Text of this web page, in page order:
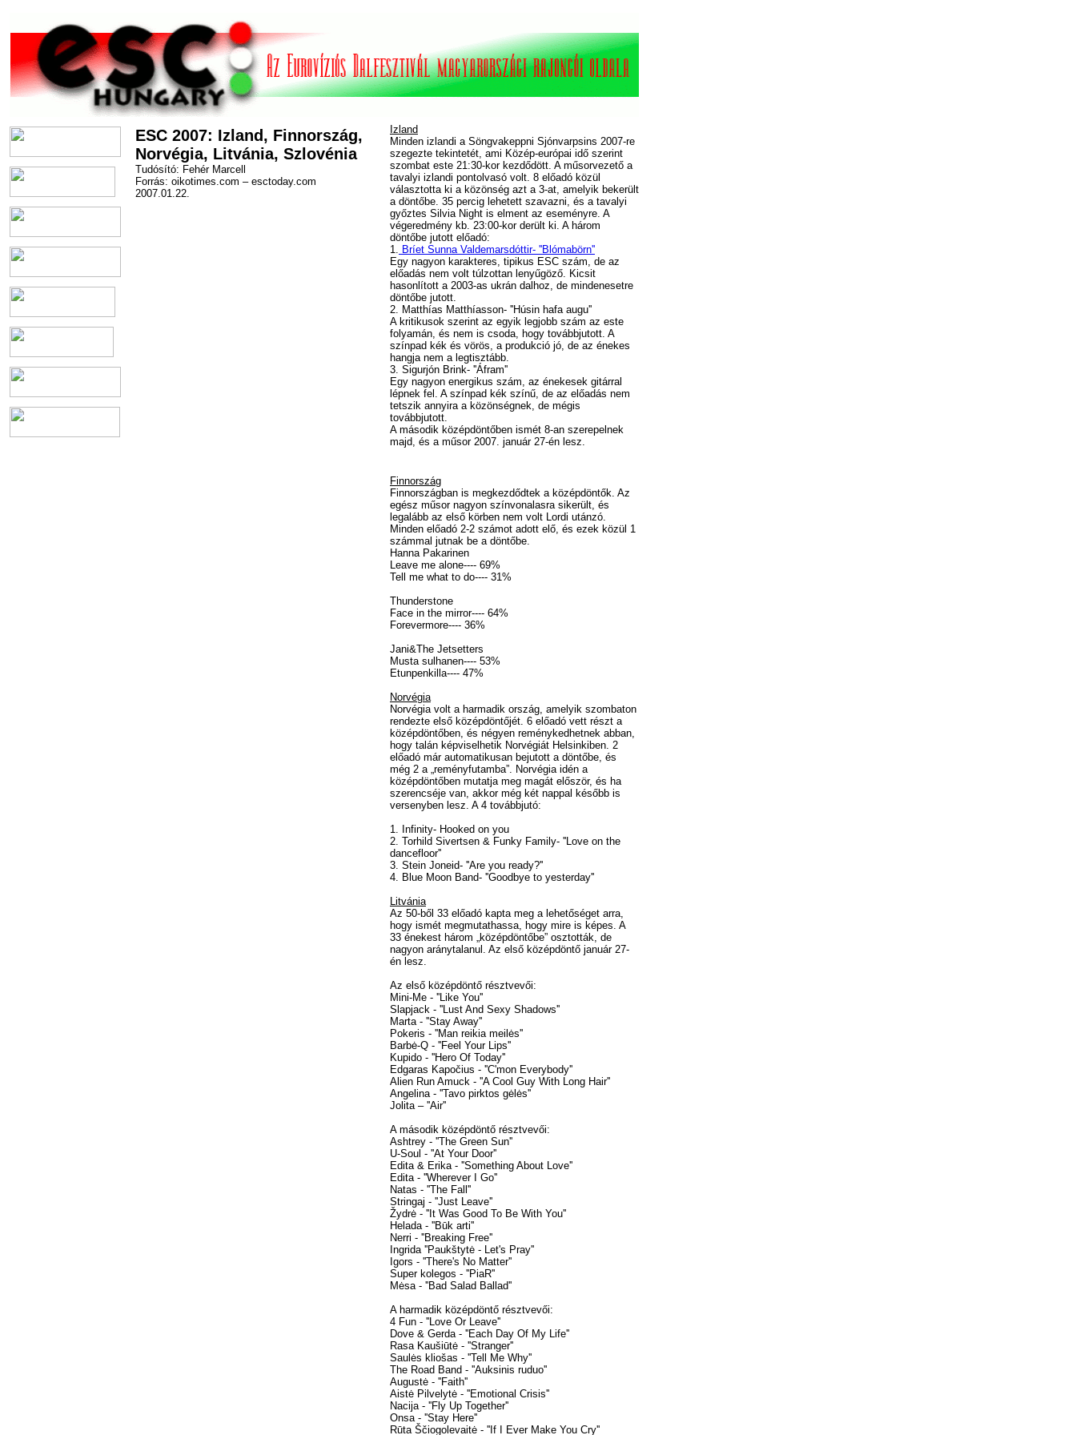
ESC 2007: Izland, Finnország,
Norvégia, Litvánia, Szlovénia
Tudósító: Fehér Marcell
Forrás: oikotimes.com – esctoday.com
2007.01.22.
Izland
Minden izlandi a Söngvakeppni Sjónvarpsins 2007-re
szegezte tekintetét, ami Közép-európai idő szerint
szombat este 21:30-kor kezdődött. A műsorvezető a
tavalyi izlandi pontolvasó volt. 8 előadó közül
választotta ki a közönség azt a 3-at, amelyik bekerült
a döntőbe. 35 percig lehetett szavazni, és a tavalyi
győztes Silvia Night is elment az eseményre. A
végeredmény kb. 23:00-kor derült ki. A három
döntőbe jutott előadó:
1. Bríet Sunna Valdemarsdóttir- ''Blómabörn''
Egy nagyon karakteres, tipikus ESC szám, de az
előadás nem volt túlzottan lenyűgöző. Kicsit
hasonlított a 2003-as ukrán dalhoz, de mindenesetre
döntőbe jutott.
2. Matthías Matthíasson- ''Húsin hafa augu''
A kritikusok szerint az egyik legjobb szám az este
folyamán, és nem is csoda, hogy továbbjutott. A
színpad kék és vörös, a produkció jó, de az énekes
hangja nem a legtisztább.
3. Sigurjón Brink- ''Áfram''
Egy nagyon energikus szám, az énekesek gitárral
lépnek fel. A színpad kék színű, de az előadás nem
tetszik annyira a közönségnek, de mégis
továbbjutott.
A második középdöntőben ismét 8-an szerepelnek
majd, és a műsor 2007. január 27-én lesz.
Finnország
Finnországban is megkezdődtek a középdöntők. Az
egész műsor nagyon színvonalasra sikerült, és
legalább az első körben nem volt Lordi utánzó.
Minden előadó 2-2 számot adott elő, és ezek közül 1
számmal jutnak be a döntőbe.
Hanna Pakarinen
Leave me alone---- 69%
Tell me what to do---- 31%
Thunderstone
Face in the mirror---- 64%
Forevermore---- 36%
Jani&The Jetsetters
Musta sulhanen---- 53%
Etunpenkilla---- 47%
Norvégia
Norvégia volt a harmadik ország, amelyik szombaton
rendezte első középdöntőjét. 6 előadó vett részt a
középdöntőben, és négyen reménykedhetnek abban,
hogy talán képviselhetik Norvégiát Helsinkiben. 2
előadó már automatikusan bejutott a döntőbe, és
még 2 a „reményfutamba”. Norvégia idén a
középdöntőben mutatja meg magát először, és ha
szerencséje van, akkor még két nappal később is
versenyben lesz. A 4 továbbjutó:
1. Infinity- Hooked on you
2. Torhild Sivertsen & Funky Family- ''Love on the
dancefloor''
3. Stein Joneid- ''Are you ready?''
4. Blue Moon Band- ''Goodbye to yesterday''
Litvánia
Az 50-ből 33 előadó kapta meg a lehetőséget arra,
hogy ismét megmutathassa, hogy mire is képes. A
33 énekest három „középdöntőbe” osztották, de
nagyon aránytalanul. Az első középdöntő január 27-
én lesz.
Az első középdöntő résztvevői:
Mini-Me - ''Like You''
Slapjack - ''Lust And Sexy Shadows''
Marta - ''Stay Away''
Pokeris - ''Man reikia meilės''
Barbė-Q - ''Feel Your Lips''
Kupido - ''Hero Of Today''
Edgaras Kapočius - ''C'mon Everybody''
Alien Run Amuck - ''A Cool Guy With Long Hair''
Angelina - ''Tavo pirktos gėlės''
Jolita – ''Air''
A második középdöntő résztvevői:
Ashtrey - ''The Green Sun''
U-Soul - ''At Your Door''
Edita & Erika - ''Something About Love''
Edita - ''Wherever I Go''
Natas - ''The Fall''
Stringaj - ''Just Leave''
Žydrė - ''It Was Good To Be With You''
Helada - ''Būk arti''
Nerri - ''Breaking Free''
Ingrida ''Paukštytė - Let's Pray''
Igors - ''There's No Matter''
Super kolegos - ''PiaR''
Mėsa - ''Bad Salad Ballad''
A harmadik középdöntő résztvevői:
4 Fun - ''Love Or Leave''
Dove & Gerda - ''Each Day Of My Life''
Rasa Kaušiūtė - ''Stranger''
Saulės kliošas - ''Tell Me Why''
The Road Band - ''Auksinis ruduo''
Augustė - ''Faith''
Aistė Pilvelytė - ''Emotional Crisis''
Nacija - ''Fly Up Together''
Onsa - ''Stay Here''
Rūta Ščiogolevaitė - ''If I Ever Make You Cry''